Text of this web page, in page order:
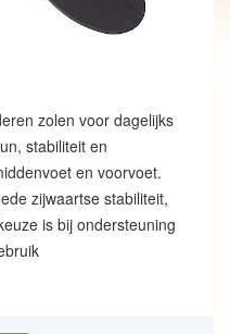
zolen voor dagelijks
stabiliteit en
en voorvoet.
zijwaartse stabiliteit,
is bij ondersteuning